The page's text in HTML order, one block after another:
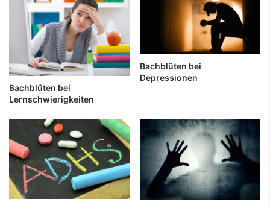
Bachblüten bei
Lernschwierigkeiten
Bachblüten bei
Depressionen